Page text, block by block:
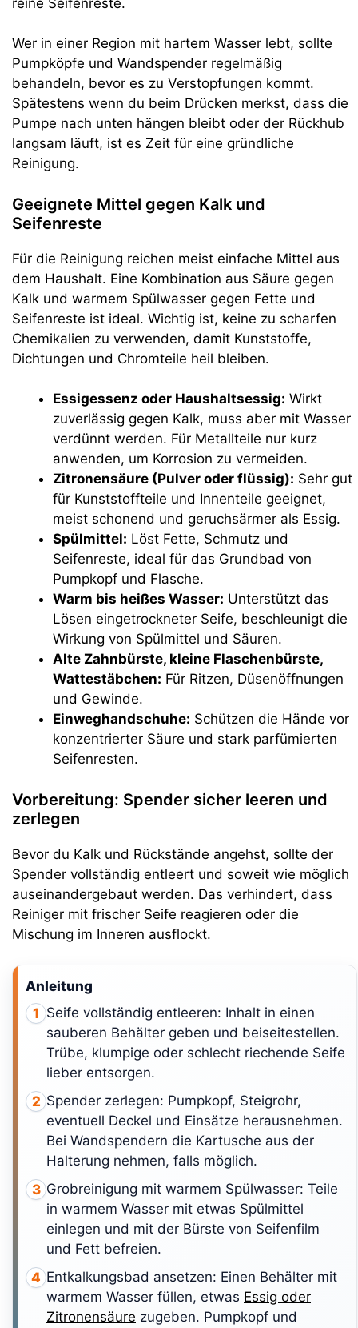
Wer in einer Region mit hartem Wasser lebt, sollte
Pumpköpfe und Wandspender regelmäßig
behandeln, bevor es zu Verstopfungen kommt.
Spätestens wenn du beim Drücken merkst, dass die
Pumpe nach unten hängen bleibt oder der Rückhub
langsam läuft, ist es Zeit für eine gründliche
Reinigung.
Geeignete Mittel gegen Kalk und
Seifenreste
Für die Reinigung reichen meist einfache Mittel aus
dem Haushalt. Eine Kombination aus Säure gegen
Kalk und warmem Spülwasser gegen Fette und
Seifenreste ist ideal. Wichtig ist, keine zu scharfen
Chemikalien zu verwenden, damit Kunststoffe,
Dichtungen und Chromteile heil bleiben.
Essigessenz oder Haushaltsessig: Wirkt
zuverlässig gegen Kalk, muss aber mit Wasser
verdünnt werden. Für Metallteile nur kurz
anwenden, um Korrosion zu vermeiden.
Zitronensäure (Pulver oder flüssig): Sehr gut
für Kunststoffteile und Innenteile geeignet,
meist schonend und geruchsärmer als Essig.
Spülmittel: Löst Fette, Schmutz und
Seifenreste, ideal für das Grundbad von
Pumpkopf und Flasche.
Warm bis heißes Wasser: Unterstützt das
Lösen eingetrockneter Seife, beschleunigt die
Wirkung von Spülmittel und Säuren.
Alte Zahnbürste, kleine Flaschenbürste,
Wattestäbchen: Für Ritzen, Düsenöffnungen
und Gewinde.
Einweghandschuhe: Schützen die Hände vor
konzentrierter Säure und stark parfümierten
Seifenresten.
Vorbereitung: Spender sicher leeren und
zerlegen
Bevor du Kalk und Rückstände angehst, sollte der
Spender vollständig entleert und soweit wie möglich
auseinandergebaut werden. Das verhindert, dass
Reiniger mit frischer Seife reagieren oder die
Mischung im Inneren ausflockt.
Anleitung
1 Seife vollständig entleeren: Inhalt in einen
sauberen Behälter geben und beiseitestellen.
Trübe, klumpige oder schlecht riechende Seife
lieber entsorgen.
2 Spender zerlegen: Pumpkopf, Steigrohr,
eventuell Deckel und Einsätze herausnehmen.
Bei Wandspendern die Kartusche aus der
Halterung nehmen, falls möglich.
3 Grobreinigung mit warmem Spülwasser: Teile
in warmem Wasser mit etwas Spülmittel
einlegen und mit der Bürste von Seifenfilm
und Fett befreien.
4 Entkalkungsbad ansetzen: Einen Behälter mit
warmem Wasser füllen, etwas Essig oder
Zitronensäure zugeben. Pumpkopf und